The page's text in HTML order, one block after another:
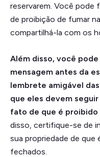
reservarem. Você pode
de proibição de fumar
compartilhá-la com os
Além disso, você
mensagem antes da
lembrete amigável
que eles devem
fato de que é proibido
disso, certifique-se de
sua propriedade de que
fechados.